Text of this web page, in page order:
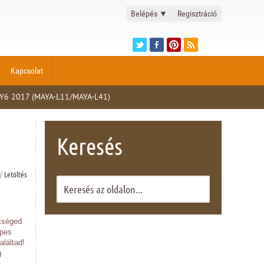
Belépés ▼ Regisztráció
Kapcsolat
2017 (MAYA-L11/MAYA-L41)
Keresés
/ Letöltés